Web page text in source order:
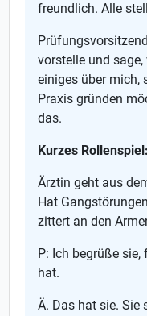
freundlich. Alle
vorstelle und
einiges über mich,
Praxis gründen
das.
Kurzes Rollenspiel:
Ärztin geht aus
Hat
zittert an den
P: Ich begrüße
hat.
Ä. Das hat sie. Sie